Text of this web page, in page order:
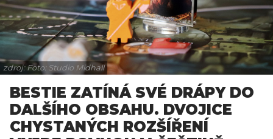
zdroj: Foto: Studio Midhall
BESTIE ZATÍNÁ SVÉ DRÁPY DO
DALŠÍHO OBSAHU. DVOJICE
CHYSTANÝCH ROZŠÍŘENÍ